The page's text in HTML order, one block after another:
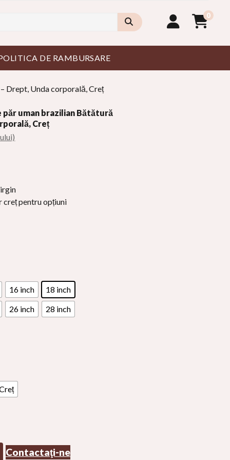
0
DE RAMBURSARE
Drept, Unda corporală, Creț
păr uman brazilian Bătătură
Creț
creț pentru opțiuni
16 inch
18 inch
26 inch
28 inch
Contactaţi-ne